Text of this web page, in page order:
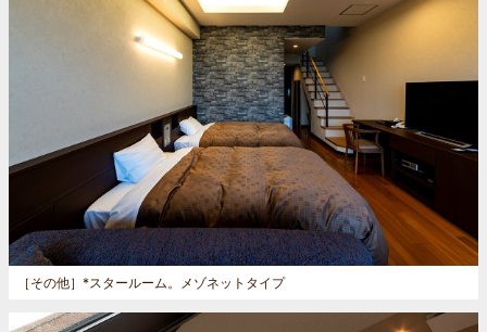
［その他］ *スタールーム。メゾネットタイプ